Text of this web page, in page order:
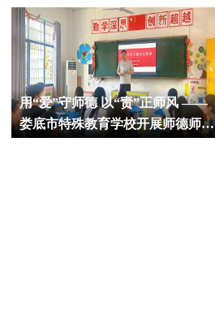
用“爱”守师德 以“责”正师风 ——
娄底市特殊教育学校开展师德师风